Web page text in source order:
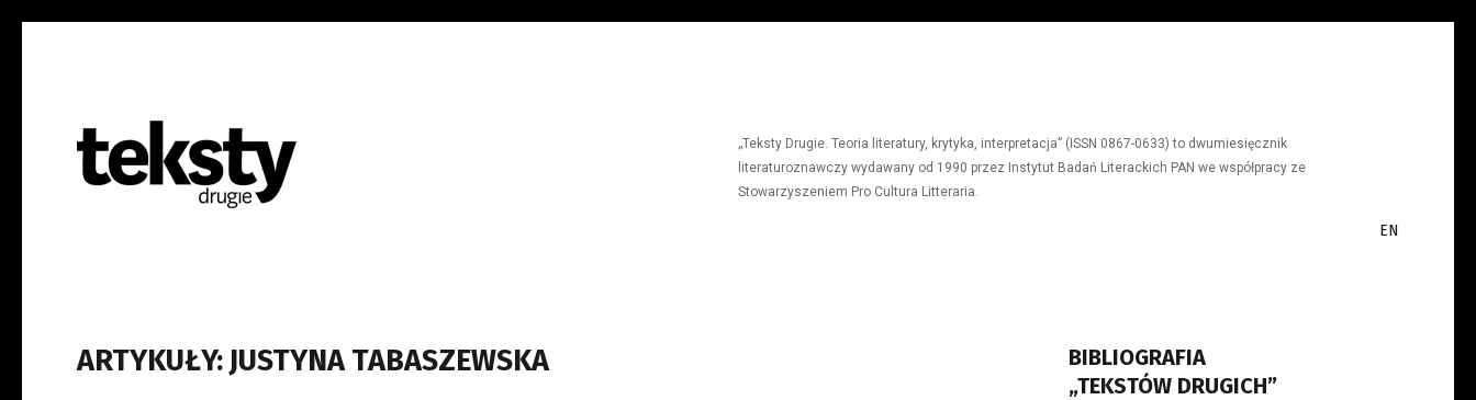
„Teksty Drugie. Teoria literatury, krytyka, interpretacja” (ISSN 0867-0633) to dwumiesięcznik
literaturoznawczy wydawany od 1990 przez Instytut Badań Literackich PAN we współpracy ze
Stowarzyszeniem Pro Cultura Litteraria.
EN
ARTYKUŁY: JUSTYNA TABASZEWSKA
BIBLIOGRAFIA
„TEKSTÓW DRUGICH”